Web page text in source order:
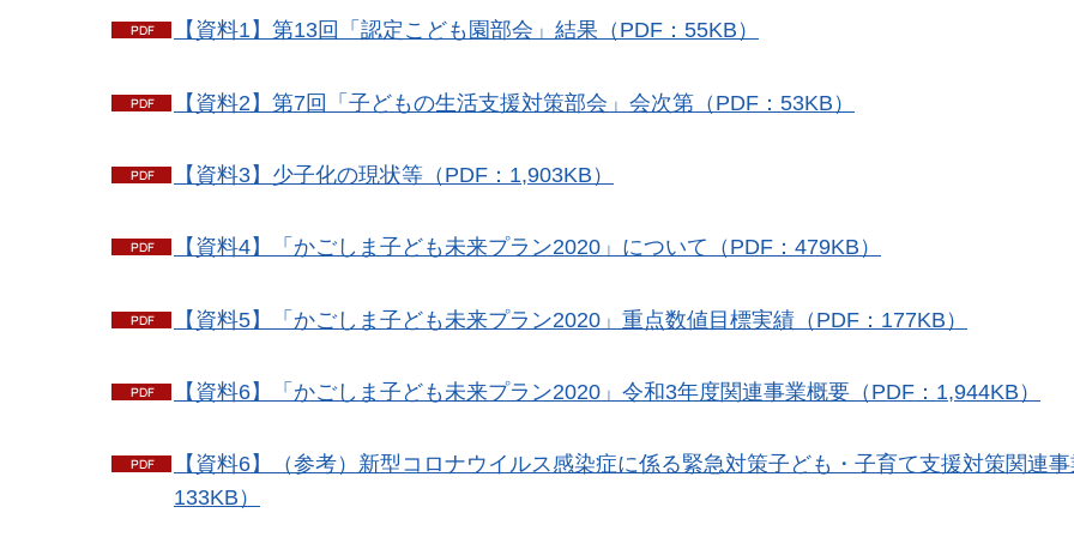
【資料1】第13回「認定こども園部会」結果（PDF：55KB）
【資料2】第7回「子どもの生活支援対策部会」会次第（PDF：53KB）
【資料3】少子化の現状等（PDF：1,903KB）
【資料4】「かごしま子ども未来プラン2020」について（PDF：479KB）
【資料5】「かごしま子ども未来プラン2020」重点数値目標実績（PDF：177KB）
【資料6】「かごしま子ども未来プラン2020」令和3年度関連事業概要（PDF：1,944KB）
【資料6】（参考）新型コロナウイルス感染症に係る緊急対策子ども・子育て支援対策関連事
133KB）